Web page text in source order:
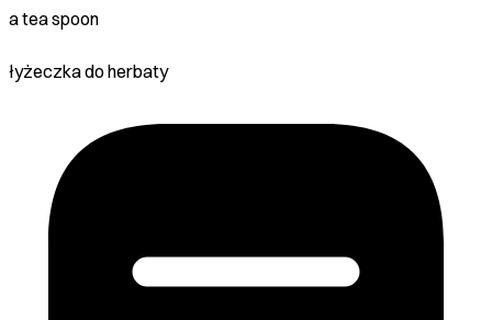
a tea spoon
łyżeczka do herbaty